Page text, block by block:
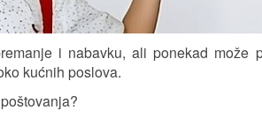
i nabavku, ali ponekad može
kućnih poslova.